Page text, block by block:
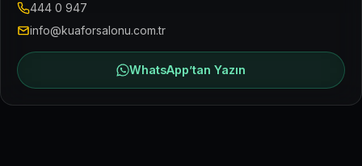
444 0 947
info@kuaforsalonu.com.tr
WhatsApp’tan Yazın